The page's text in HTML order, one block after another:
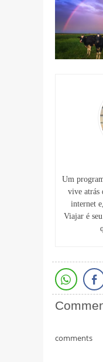
Um
vive atrás
internet
Viajar é
comments